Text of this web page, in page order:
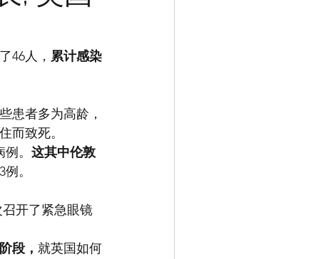
46人， 累计感染
患者多为高龄，
而致死。
。 这其中伦敦
。
开了紧急眼镜
段， 就英国如何